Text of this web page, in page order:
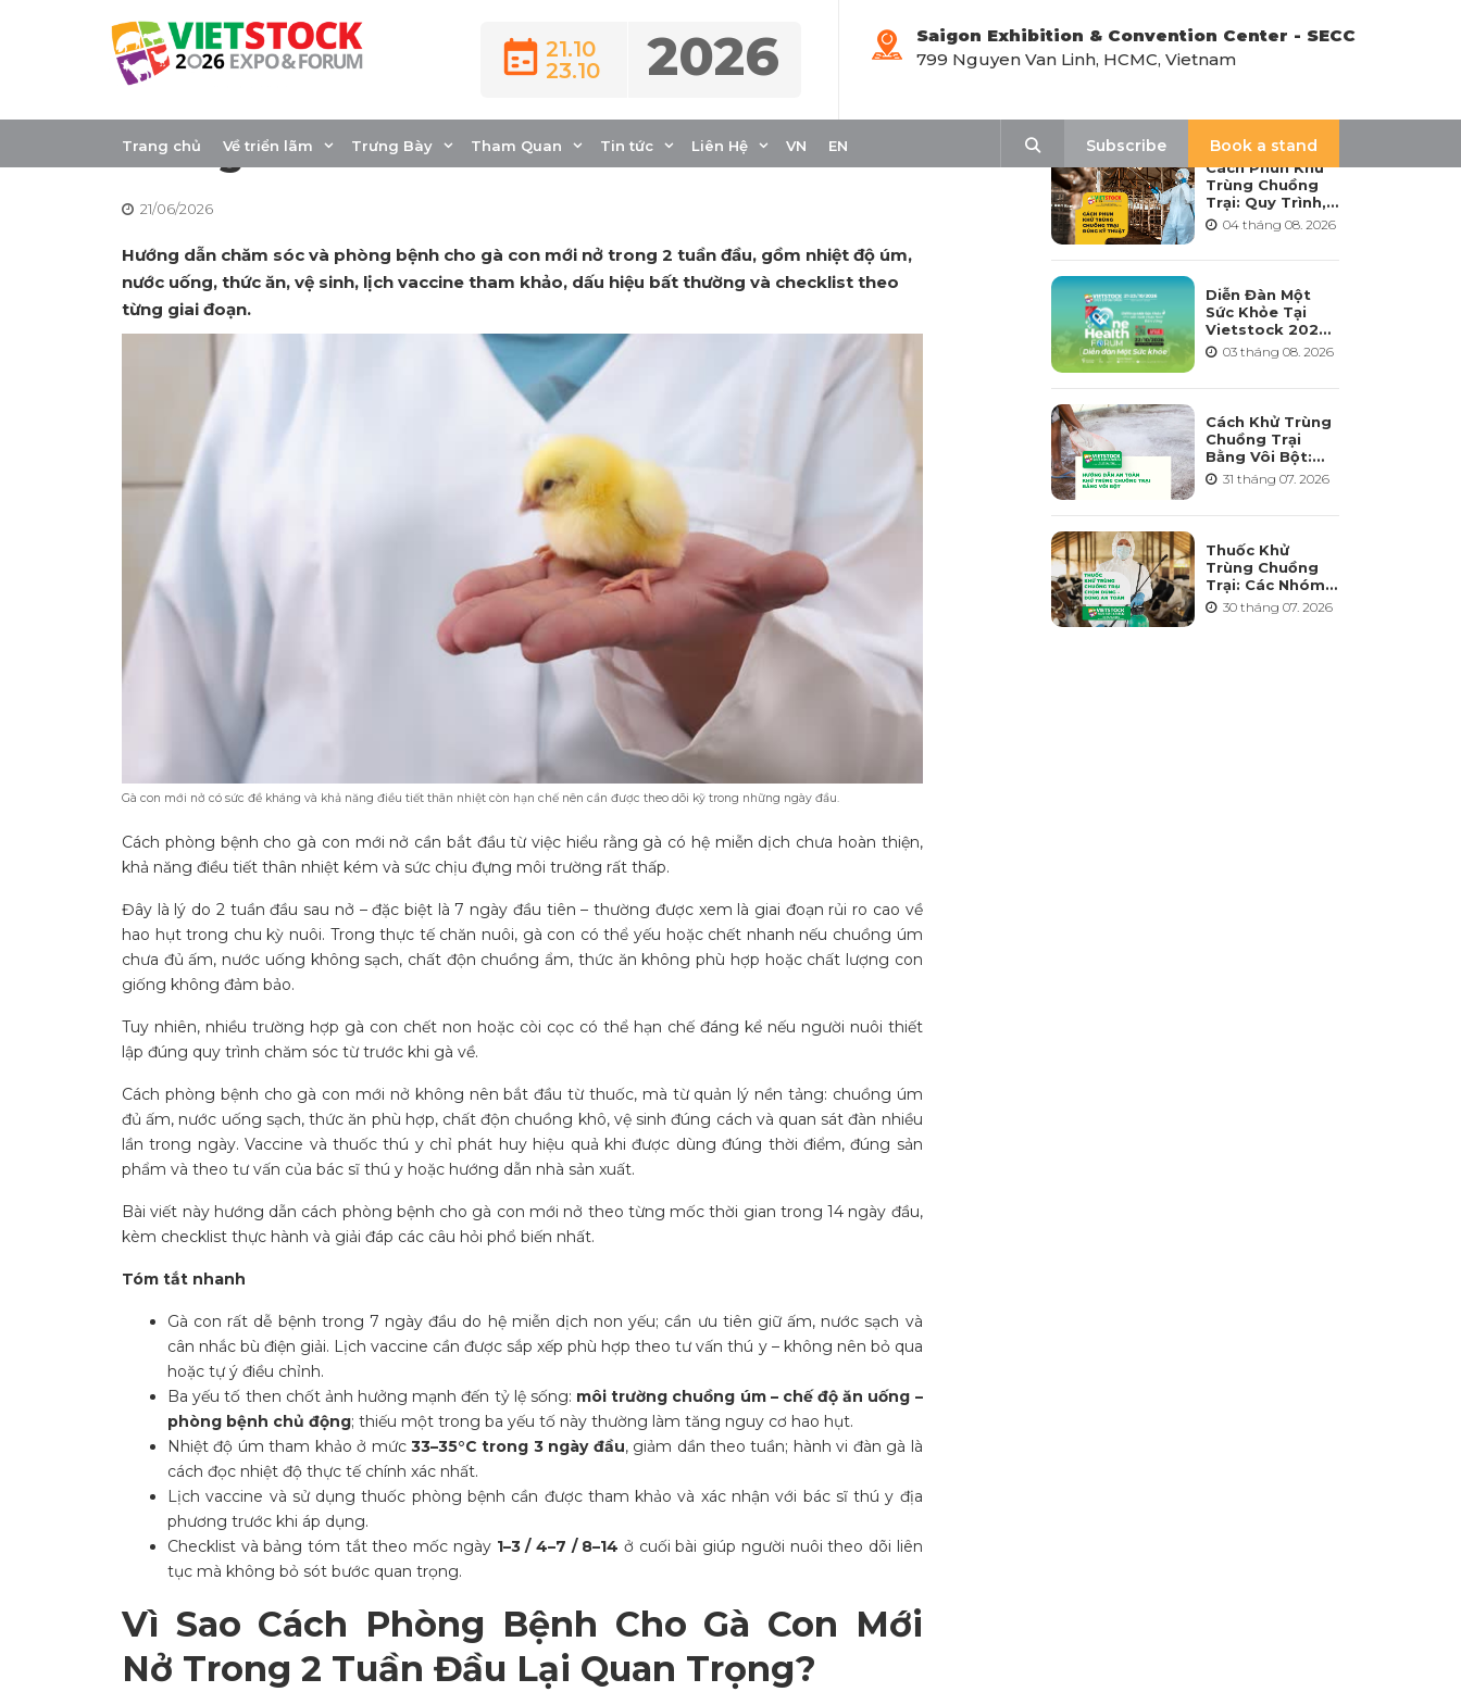
21.10
23.10
2026
Saigon Exhibition & Convention Center - SECC
799 Nguyen Van Linh, HCMC, Vietnam
Trang chủ Về triển lãm Trưng Bày Tham Quan Tin tức Liên Hệ VN EN
Subscribe
Book a stand
Cách Phòng Bệnh Cho Gà Con Mới Nở
Trong 2 Tuần Đầu
21/06/2026
Hướng dẫn chăm sóc và phòng bệnh cho gà con mới nở trong 2 tuần đầu, gồm nhiệt độ úm,
nước uống, thức ăn, vệ sinh, lịch vaccine tham khảo, dấu hiệu bất thường và checklist theo
từng giai đoạn.
Gà con mới nở có sức đề kháng và khả năng điều tiết thân nhiệt còn hạn chế nên cần được theo dõi kỹ trong những ngày đầu.
Cách phòng bệnh cho gà con mới nở cần bắt đầu từ việc hiểu rằng gà có hệ miễn dịch chưa hoàn thiện,
khả năng điều tiết thân nhiệt kém và sức chịu đựng môi trường rất thấp.
Đây là lý do 2 tuần đầu sau nở – đặc biệt là 7 ngày đầu tiên – thường được xem là giai đoạn rủi ro cao về
hao hụt trong chu kỳ nuôi. Trong thực tế chăn nuôi, gà con có thể yếu hoặc chết nhanh nếu chuồng úm
chưa đủ ấm, nước uống không sạch, chất độn chuồng ẩm, thức ăn không phù hợp hoặc chất lượng con
giống không đảm bảo.
Tuy nhiên, nhiều trường hợp gà con chết non hoặc còi cọc có thể hạn chế đáng kể nếu người nuôi thiết
lập đúng quy trình chăm sóc từ trước khi gà về.
Cách phòng bệnh cho gà con mới nở không nên bắt đầu từ thuốc, mà từ quản lý nền tảng: chuồng úm
đủ ấm, nước uống sạch, thức ăn phù hợp, chất độn chuồng khô, vệ sinh đúng cách và quan sát đàn nhiều
lần trong ngày. Vaccine và thuốc thú y chỉ phát huy hiệu quả khi được dùng đúng thời điểm, đúng sản
phẩm và theo tư vấn của bác sĩ thú y hoặc hướng dẫn nhà sản xuất.
Bài viết này hướng dẫn cách phòng bệnh cho gà con mới nở theo từng mốc thời gian trong 14 ngày đầu,
kèm checklist thực hành và giải đáp các câu hỏi phổ biến nhất.
Tóm tắt nhanh
Gà con rất dễ bệnh trong 7 ngày đầu do hệ miễn dịch non yếu; cần ưu tiên giữ ấm, nước sạch và
cân nhắc bù điện giải. Lịch vaccine cần được sắp xếp phù hợp theo tư vấn thú y – không nên bỏ qua
hoặc tự ý điều chỉnh.
Ba yếu tố then chốt ảnh hưởng mạnh đến tỷ lệ sống: môi trường chuồng úm – chế độ ăn uống –
phòng bệnh chủ động; thiếu một trong ba yếu tố này thường làm tăng nguy cơ hao hụt.
Nhiệt độ úm tham khảo ở mức33–35°C trong 3 ngày đầu, giảm dần theo tuần; hành vi đàn gà là
cách đọc nhiệt độ thực tế chính xác nhất.
Lịch vaccine và sử dụng thuốc phòng bệnh cần được tham khảo và xác nhận với bác sĩ thú y địa
phương trước khi áp dụng.
Checklist và bảng tóm tắt theo mốc ngày 1–3 / 4–7 / 8–14 ở cuối bài giúp người nuôi theo dõi liên
tục mà không bỏ sót bước quan trọng.
Vì Sao Cách Phòng Bệnh Cho Gà Con Mới
Nở Trong 2 Tuần Đầu Lại Quan Trọng?
Cách Phun Khử
Trùng Chuồng
Trại: Quy Trình,
Tần Suất Và Lưu
Ý Khi Sử Dụng
04 tháng 08. 2026
Diễn Đàn Một
Sức Khỏe Tại
Vietstock 2026:
Hướng Tới Phát
Triển Ngành
03 tháng 08. 2026
Cách Khử Trùng
Chuồng Trại
Bằng Vôi Bột:
Cách Rải, Thời
Điểm Và Những
31 tháng 07. 2026
Thuốc Khử
Trùng Chuồng
Trại: Các Nhóm
Hoạt Chất, Cách
Chọn Và Lưu Ý
30 tháng 07. 2026